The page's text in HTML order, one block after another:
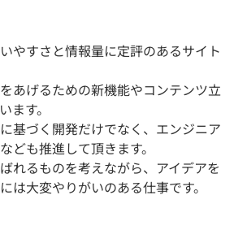
やすさと情報量に定評のあるサイト
あげるための新機能やコンテンツ立
ます。
基づく開発だけでなく、エンジニア
ども推進して頂きます。
れるものを考えながら、アイデアを
は大変やりがいのある仕事です。